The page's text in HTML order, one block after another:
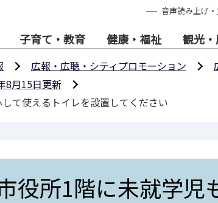
音声読み上げ
子育て・教育 健康・福祉 観光
広報・広聴・シティプロモーション
8月15日更新
て使えるトイレを設置してください
役所1階に未就学児